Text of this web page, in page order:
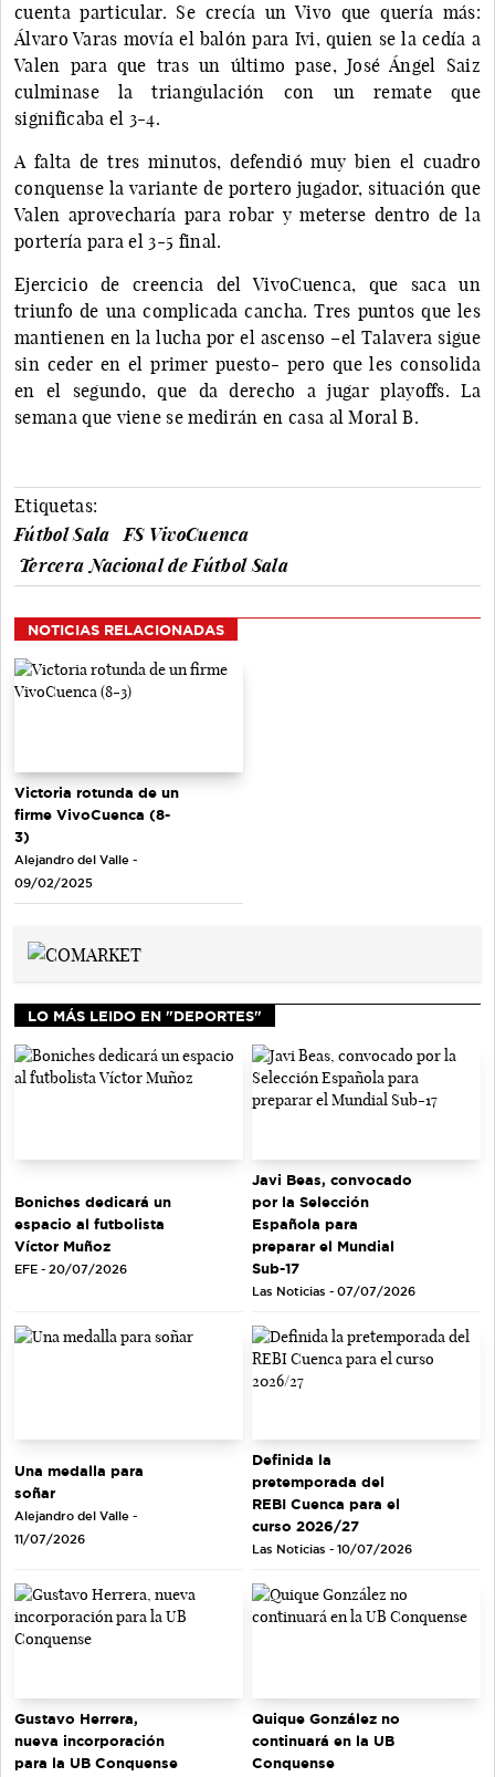
cuenta particular. Se crecía un Vivo que quería más:
Álvaro Varas movía el balón para Ivi, quien se la cedía a
Valen para que tras un último pase, José Ángel Saiz
culminase la triangulación con un remate que
significaba el 3-4.
A falta de tres minutos, defendió muy bien el cuadro
conquense la variante de portero jugador, situación que
Valen aprovecharía para robar y meterse dentro de la
portería para el 3-5 final.
Ejercicio de creencia del VivoCuenca, que saca un
triunfo de una complicada cancha. Tres puntos que les
mantienen en la lucha por el ascenso –el Talavera sigue
sin ceder en el primer puesto- pero que les consolida
en el segundo, que da derecho a jugar playoffs. La
semana que viene se medirán en casa al Moral B.
Etiquetas:
Fútbol Sala
FS VivoCuenca
Tercera Nacional de Fútbol Sala
NOTICIAS RELACIONADAS
Victoria rotunda de un
firme VivoCuenca (8-
3)
Alejandro del Valle -
09/02/2025
LO MÁS LEIDO EN "DEPORTES"
Boniches dedicará un
espacio al futbolista
Víctor Muñoz
EFE - 20/07/2026
Javi Beas, convocado
por la Selección
Española para
preparar el Mundial
Sub-17
Las Noticias - 07/07/2026
Una medalla para
soñar
Alejandro del Valle -
11/07/2026
Definida la
pretemporada del
REBI Cuenca para el
curso 2026/27
Las Noticias - 10/07/2026
Gustavo Herrera,
nueva incorporación
para la UB Conquense
Quique González no
continuará en la UB
Conquense